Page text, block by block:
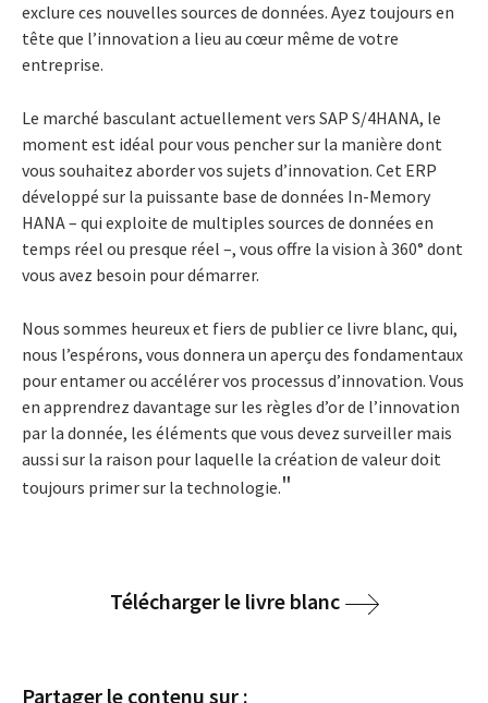
exclure ces nouvelles sources de données. Ayez toujours en
tête que l’innovation a lieu au cœur même de votre
entreprise.
Le marché basculant actuellement vers SAP S/4HANA, le
moment est idéal pour vous pencher sur la manière dont
vous souhaitez aborder vos sujets d’innovation. Cet ERP
développé sur la puissante base de données In-Memory
HANA – qui exploite de multiples sources de données en
temps réel ou presque réel –, vous offre la vision à 360° dont
vous avez besoin pour démarrer.
Nous sommes heureux et fiers de publier ce livre blanc, qui,
nous l’espérons, vous donnera un aperçu des fondamentaux
pour entamer ou accélérer vos processus d’innovation. Vous
en apprendrez davantage sur les règles d’or de l’innovation
par la donnée, les éléments que vous devez surveiller mais
aussi sur la raison pour laquelle la création de valeur doit
toujours primer sur la technologie."
Télécharger le livre blanc
Partager le contenu sur :